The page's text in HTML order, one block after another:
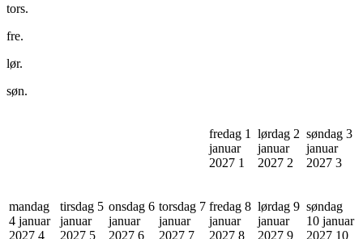
tors.
fre.
lør.
søn.
fredag 1
januar
2027 1
lørdag 2
januar
2027 2
søndag 3
januar
2027 3
mandag
4 januar
2027 4
tirsdag 5
januar
2027 5
onsdag 6
januar
2027 6
torsdag 7
januar
2027 7
fredag 8
januar
2027 8
lørdag 9
januar
2027 9
søndag
10 januar
2027 10